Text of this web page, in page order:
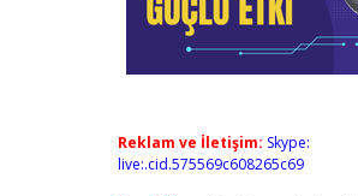
Reklam ve İletişim: Skype:
live:.cid.575569c608265c69